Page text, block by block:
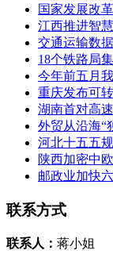
国家发展改
江西推进智
交通运输数
18个铁路局
今年前五月
重庆发布可
湖南首对高
外贸从沿海“
河北十五五
陕西加密中
邮政业加快
联系方式
联系人： 蒋小姐